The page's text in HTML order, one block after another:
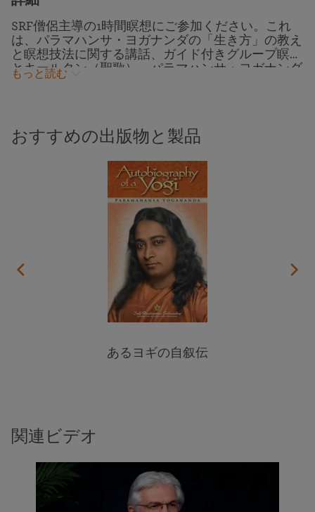
SRF僧侶主導の1時間瞑想にご参加ください。これ
は、パラマハンサ・ヨガナンダの「生き方」の教え
と瞑想技法に関する講話、ガイド付きグループ瞑想
とキールタン（聖歌）、パラマハンサ・ヨガナンダ
が住まわれ神と霊交されたアシュラムへの巡礼ツア
もっと読む
おすすめの出版物と製品
あるヨギの自叙伝
関連ビデオ